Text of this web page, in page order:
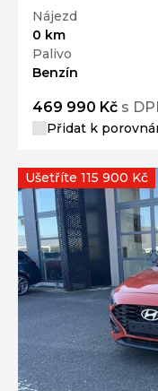
Nájezd
0 km
Palivo
Benzín
469 990 Kč s
Přidat k
Ušetříte 115 900 Kč